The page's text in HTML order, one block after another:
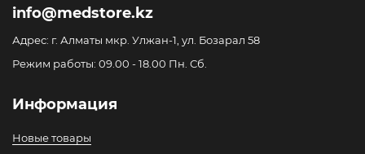
info@medstore.kz
Адрес: г. Алматы мкр. Улжан-1, ул. Бозарал 58
Режим работы: 09.00 - 18.00 Пн. Сб.
Информация
Новые товары